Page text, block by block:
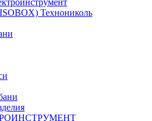
Технониколь